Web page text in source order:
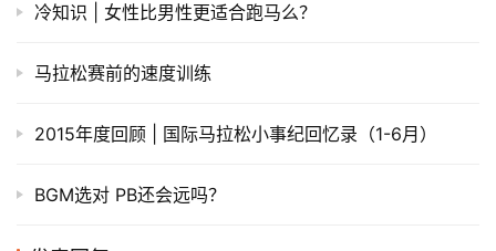
冷知识 | 女性比男性更适合跑马么？
马拉松赛前的速度训练
2015年度回顾 | 国际马拉松小事纪回忆录（1-6月）
BGM选对 PB还会远吗？